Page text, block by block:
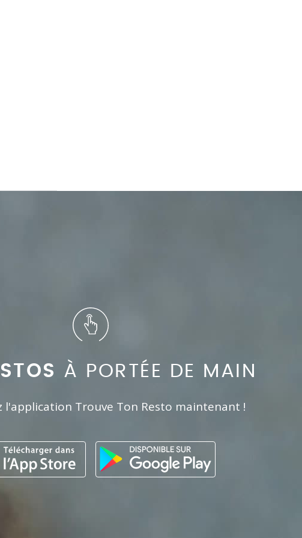
À PORTÉE DE MAIN
l'application Trouve Ton Resto maintenant !